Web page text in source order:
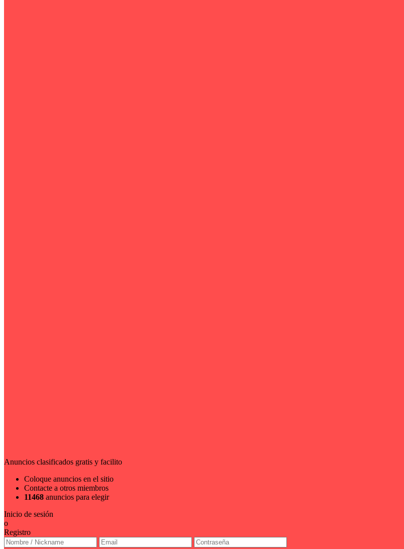
Anuncios clasificados gratis y facilito
Coloque anuncios en el sitio
Contacte a otros miembros
11468 anuncios para elegir
Inicio de sesión
o
Registro